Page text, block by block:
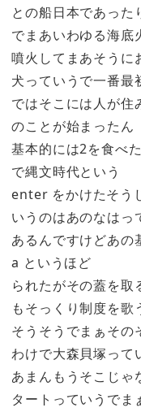
との船日本であった
でまあいわゆる海底
噴火してまあそうに
犬っていうで一番最
ではそこには人が住
のことが始まったん
基本的には2を食べ
で縄文時代という
enter をかけたそう
いうのはあのなはっ
あるんですけどあの
a というほど
られたがその蓋を取
もそっくり制度を歌
そうそうでまぁその
わけで大森貝塚って
あまんもうそこじゃ
タートっていうでま